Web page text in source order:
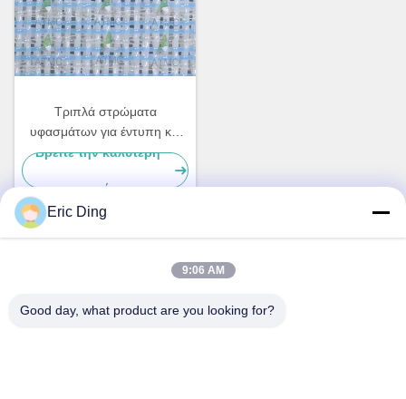
Τριπλά στρώματα
υφασμάτων για έντυπη και
γραπτή ύλη, τυποποιητικά
και συσκευαστικά χαρτιά,
φύλλα
Βρείτε την καλύτερη
τιμή
Γρήγορη επικοινωνία
Διεύθυνση
Eric Ding
9:06 AM
Good day, what product are you looking for?